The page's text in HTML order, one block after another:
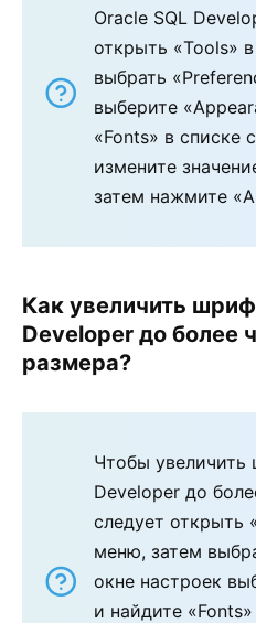
Oracle SQL
открыть «Tools»
выбрать
выберите
«Fonts» в списке
измените
затем нажмите
Как увеличить
Developer до более
размера?
Чтобы увеличить
Developer до
следует открыть
меню, затем
окне настроек
и найдите